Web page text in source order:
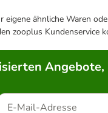
ähnliche Waren
zooplus